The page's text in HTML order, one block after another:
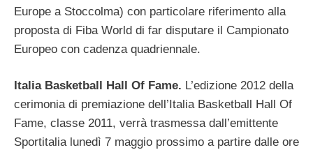
Europe a Stoccolma) con particolare riferimento alla
proposta di Fiba World di far disputare il Campionato
Europeo con cadenza quadriennale.
Italia Basketball Hall Of Fame. L’edizione 2012 della
cerimonia di premiazione dell’Italia Basketball Hall Of
Fame, classe 2011, verrà trasmessa dall’emittente
Sportitalia lunedì 7 maggio prossimo a partire dalle ore